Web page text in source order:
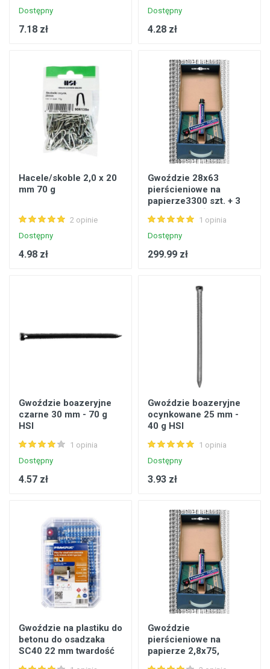
Dostępny
7.18 zł
Dostępny
4.28 zł
Hacele/skoble 2,0 x 20
mm 70 g
2 opinie
Dostępny
4.98 zł
Gwoździe 28x63
pierścieniowe na
papierze3300 szt. + 3
gazy do gwoździarki
WW90CH/WW90II
RAWLPLUG
1 opinia
Dostępny
299.99 zł
Gwoździe boazeryjne
czarne 30 mm - 70 g
HSI
1 opinia
Dostępny
4.57 zł
Gwoździe boazeryjne
ocynkowane 25 mm -
40 g HSI
1 opinia
Dostępny
3.93 zł
Gwoździe na plastiku do
betonu do osadzaka
SC40 22 mm twardość
Gwoździe
pierścieniowe na
papierze 2,8x75,